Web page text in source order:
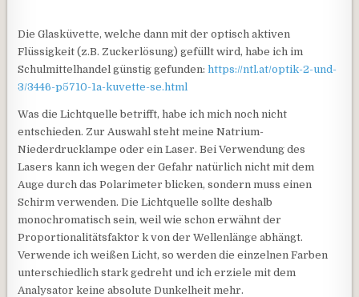
Die Glasküvette, welche dann mit der optisch aktiven
Flüssigkeit (z.B. Zuckerlösung) gefüllt wird, habe ich im
Schulmittelhandel günstig gefunden:https://ntl.at/optik-2-und-
3/3446-p5710-1a-kuvette-se.html
Was die Lichtquelle betrifft, habe ich mich noch nicht
entschieden. Zur Auswahl steht meine Natrium-
Niederdrucklampe oder ein Laser. Bei Verwendung des
Lasers kann ich wegen der Gefahr natürlich nicht mit dem
Auge durch das Polarimeter blicken, sondern muss einen
Schirm verwenden. Die Lichtquelle sollte deshalb
monochromatisch sein, weil wie schon erwähnt der
Proportionalitätsfaktor k von der Wellenlänge abhängt.
Verwende ich weißen Licht, so werden die einzelnen Farben
unterschiedlich stark gedreht und ich erziele mit dem
Analysator keine absolute Dunkelheit mehr.